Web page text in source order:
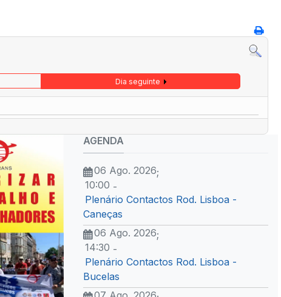
Dia seguinte
AGENDA
06 Ago. 2026;
10:00 -
Plenário Contactos Rod. Lisboa -
Caneças
06 Ago. 2026;
14:30 -
Plenário Contactos Rod. Lisboa -
Bucelas